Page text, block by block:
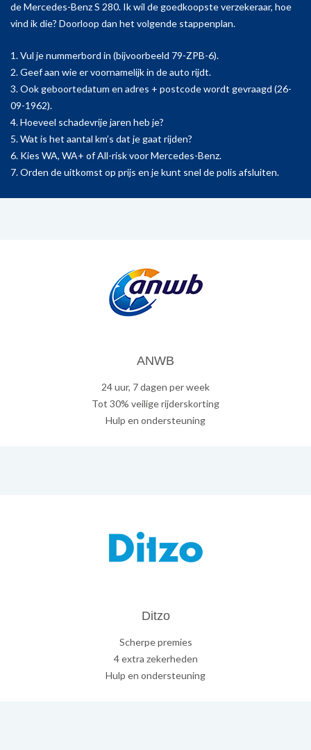
de Mercedes-Benz S 280. Ik wil de goedkoopste verzekeraar, hoe
vind ik die? Doorloop dan het volgende stappenplan.
1. Vul je nummerbord in (bijvoorbeeld 79-ZPB-6).
2. Geef aan wie er voornamelijk in de auto rijdt.
3. Ook geboortedatum en adres + postcode wordt gevraagd (26-
09-1962).
4. Hoeveel schadevrije jaren heb je?
5. Wat is het aantal km’s dat je gaat rijden?
6. Kies WA, WA+ of All-risk voor Mercedes-Benz.
7. Orden de uitkomst op prijs en je kunt snel de polis afsluiten.
ANWB
24 uur, 7 dagen per week
Tot 30% veilige rijderskorting
Hulp en ondersteuning
Ditzo
Scherpe premies
4 extra zekerheden
Hulp en ondersteuning